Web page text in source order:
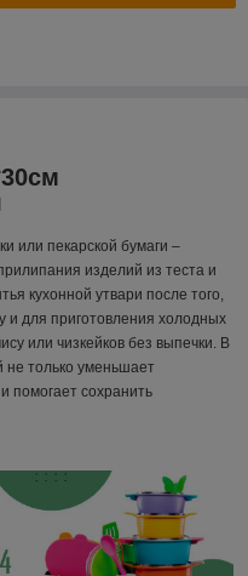
или пекарской бумаги –
изделий из теста и
кухонной утвари после того,
и для приготовления холодных
или чизкейков без выпечки. В
не только уменьшает
помогает сохранить